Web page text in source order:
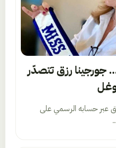
جورجينا رزق تتصدّر
عبر حسابه الرسمي على